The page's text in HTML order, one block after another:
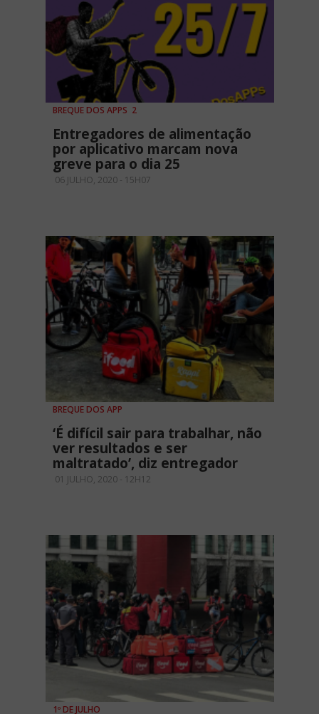
BREQUE DOS APPS 2
Entregadores de alimentação
por aplicativo marcam nova
greve para o dia 25
06 JULHO, 2020 - 15H07
BREQUE DOS APP
‘É difícil sair para trabalhar, não
ver resultados e ser
maltratado’, diz entregador
01 JULHO, 2020 - 12H12
1º DE JULHO